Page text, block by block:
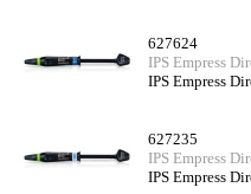
627624
IPS Empress
IPS Empress
627235
IPS Empress
IPS Empress